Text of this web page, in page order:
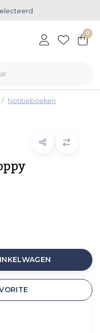
0
Notitieboeken